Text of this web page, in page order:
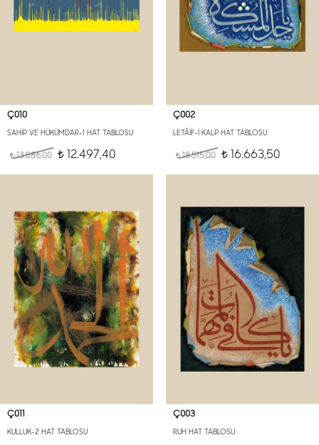
Ç010
SAHİP VE HÜKÜMDAR-1 HAT TABLOSU
t13.886,00 t 12.497,40
Ç002
LETÂİF-İ KALP HAT TABLOSU
t18.515,00 t16.663,50
Ç011
KULLUK-2 HAT TABLOSU
Ç003
RUH HAT TABLOSU